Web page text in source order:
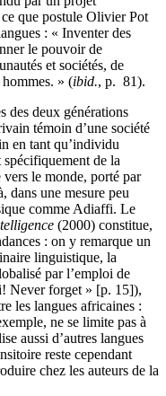
que postule Olivier Pot
: « Inventer des
le pouvoir de
et sociétés, de
» (ibid., p. 81).
des deux générations
témoin d’une société
en tant qu’individu
spécifiquement de la
le monde, porté par
dans une mesure peu
comme Adiaffi. Le
(2000) constitue,
: on y remarque un
linguistique, la
par l’emploi de
Never forget » [p. 15]),
les langues africaines :
ne se limite pas à
aussi d’autres langues
reste cependant
chez les auteurs de la